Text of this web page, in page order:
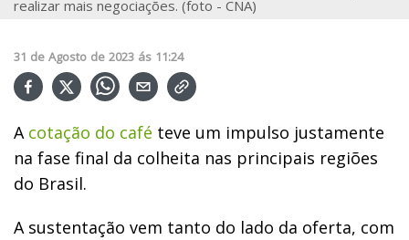
realizar mais negociações. (foto - CNA)
31 de Agosto de 2023 ás 11:24
A cotação do café teve um impulso justamente
na fase final da colheita nas principais regiões
do Brasil.
A sustentação vem tanto do lado da oferta, com